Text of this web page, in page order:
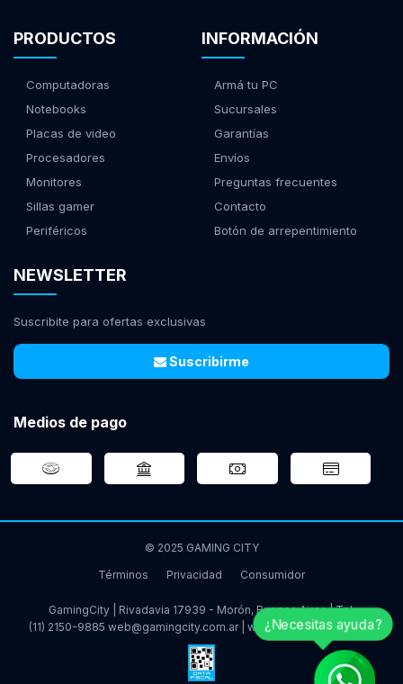
PRODUCTOS
Computadoras
Notebooks
Placas de video
Procesadores
Monitores
Sillas gamer
Periféricos
INFORMACIÓN
Armá tu PC
Sucursales
Garantías
Envíos
Preguntas frecuentes
Contacto
Botón de arrepentimiento
NEWSLETTER
Suscribite para ofertas exclusivas
Suscribirme
Medios de pago
© 2025 GAMING CITY
Términos
Privacidad Consumidor
GamingCity | Rivadavia 17939 - Morón, Buenos Aires | Tel:
(11) 2150-9885 web@gamingcity.com.ar www.gamingcity.com.ar
¿Necesitas ayuda?